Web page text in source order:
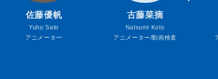
佐藤優帆
Yuho Sato
アニメーター
古藤菜摘
Natsumi Koto
アニメーター/動画検査